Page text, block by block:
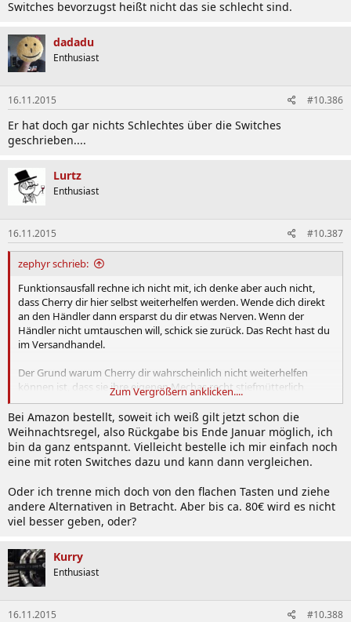
Switches bevorzugst heißt nicht das sie schlecht sind.
dadadu
Enthusiast
16.11.2015 #10.386
Er hat doch gar nichts Schlechtes über die Switches
geschrieben....
Lurtz
Enthusiast
16.11.2015 #10.387
zephyr schrieb:
Funktionsausfall rechne ich nicht mit, ich denke aber auch nicht,
dass Cherry dir hier selbst weiterhelfen werden. Wende dich direkt
an den Händler dann ersparst du dir etwas Nerven. Wenn der
Händler nicht umtauschen will, schick sie zurück. Das Recht hast du
im Versandhandel.
Der Grund warum Cherry dir wahrscheinlich nicht weiterhelfen
können ist, dass sie ihre eigenen Mechas recht stiefmütterlich
behandeln. Switches herstellen können se ja, aber fast alle Mechas
von denen sind von eher schlechter Qualität... Was man im Netz
auch zuhauf hört wenn man sucht.
Zum Vergrößern anklicken....
Bei Amazon bestellt, soweit ich weiß gilt jetzt schon die
Weihnachtsregel, also Rückgabe bis Ende Januar möglich, ich
bin da ganz entspannt. Vielleicht bestelle ich mir einfach noch
eine mit roten Switches dazu und kann dann vergleichen.
Oder ich trenne mich doch von den flachen Tasten und ziehe
andere Alternativen in Betracht. Aber bis ca. 80€ wird es nicht
viel besser geben, oder?
Kurry
Enthusiast
16.11.2015 #10.388